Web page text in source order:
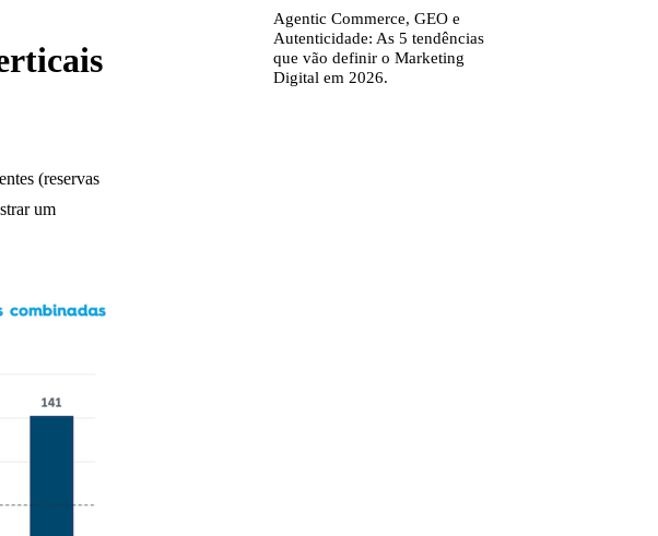
(reservas
um
Agentic Commerce, GEO e
Autenticidade: As 5 tendências
que vão definir o Marketing
Digital em 2026.